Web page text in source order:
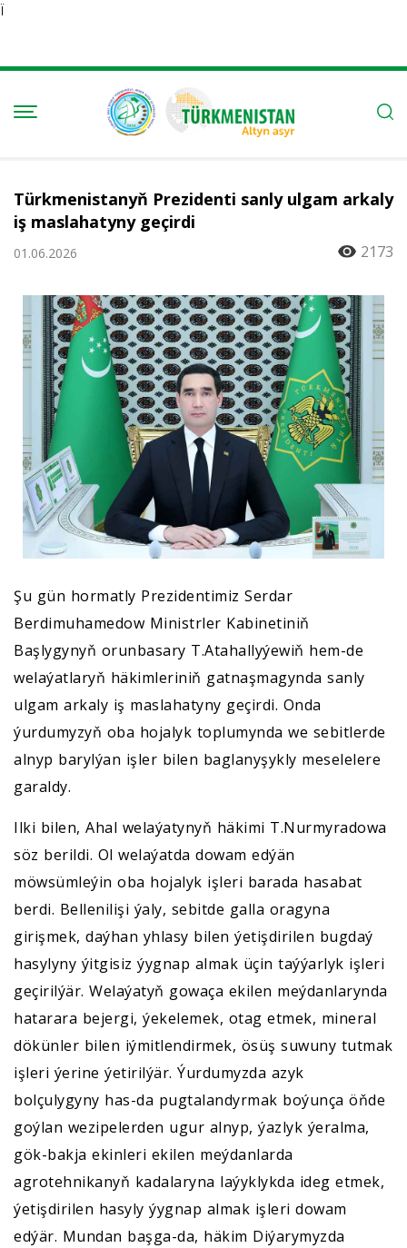
Ï
Türkmenistanyň Prezidenti sanly ulgam arkaly
iş maslahatyny geçirdi
01.06.2026 2173
Şu gün hormatly Prezidentimiz Serdar
Berdimuhamedow Ministrler Kabinetiniň
Başlygynyň orunbasary T.Atahallyýewiň hem-de
welaýatlaryň häkimleriniň gatnaşmagynda sanly
ulgam arkaly iş maslahatyny geçirdi. Onda
ýurdumyzyň oba hojalyk toplumynda we sebitlerde
alnyp barylýan işler bilen baglanyşykly meselelere
garaldy.
Ilki bilen, Ahal welaýatynyň häkimi T.Nurmyradowa
söz berildi. Ol welaýatda dowam edýän
möwsümleýin oba hojalyk işleri barada hasabat
berdi. Bellenilişi ýaly, sebitde galla oragyna
girişmek, daýhan yhlasy bilen ýetişdirilen bugdaý
hasylyny ýitgisiz ýygnap almak üçin taýýarlyk işleri
geçirilýär. Welaýatyň gowaça ekilen meýdanlarynda
hatarara bejergi, ýekelemek, otag etmek, mineral
dökünler bilen iýmitlendirmek, ösüş suwuny tutmak
işleri ýerine ýetirilýär. Ýurdumyzda azyk
bolçulygyny has-da pugtalandyrmak boýunça öňde
goýlan wezipelerden ugur alnyp, ýazlyk ýeralma,
gök-bakja ekinleri ekilen meýdanlarda
agrotehnikanyň kadalaryna laýyklykda ideg etmek,
ýetişdirilen hasyly ýygnap almak işleri dowam
edýär. Mundan başga-da, häkim Diýarymyzda